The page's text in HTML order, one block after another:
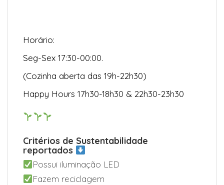
Horário:
Seg-Sex 17:30-00:00.
(Cozinha aberta das 19h-22h30)
Happy Hours 17h30-18h30 & 22h30-23h30
Critérios de Sustentabilidade
reportados
Possui iluminação LED
Fazem reciclagem